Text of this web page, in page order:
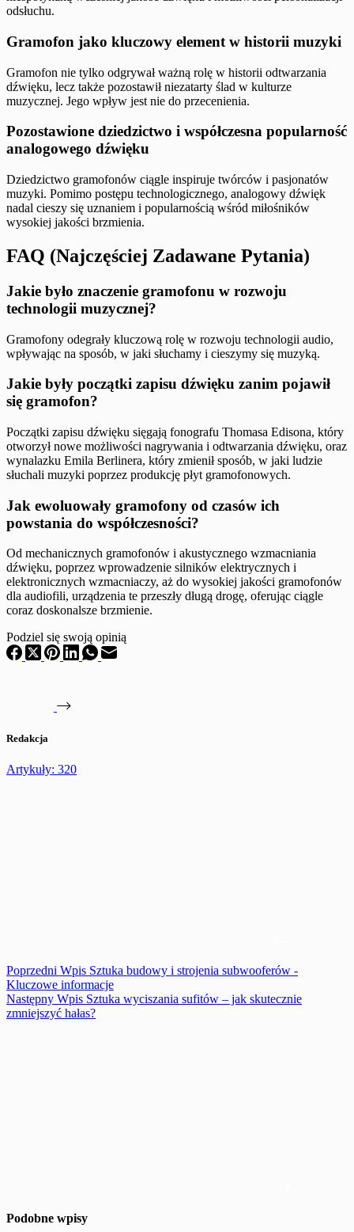
odsłuchu.
Gramofon jako kluczowy element w historii muzyki
Gramofon nie tylko odgrywał ważną rolę w historii odtwarzania
dźwięku, lecz także pozostawił niezatarty ślad w kulturze
muzycznej. Jego wpływ jest nie do przecenienia.
Pozostawione dziedzictwo i współczesna popularność
analogowego dźwięku
Dziedzictwo gramofonów ciągle inspiruje twórców i pasjonatów
muzyki. Pomimo postępu technologicznego, analogowy dźwięk
nadal cieszy się uznaniem i popularnością wśród miłośników
wysokiej jakości brzmienia.
FAQ (Najczęściej Zadawane Pytania)
Jakie było znaczenie gramofonu w rozwoju
technologii muzycznej?
Gramofony odegrały kluczową rolę w rozwoju technologii audio,
wpływając na sposób, w jaki słuchamy i cieszymy się muzyką.
Jakie były początki zapisu dźwięku zanim pojawił
się gramofon?
Początki zapisu dźwięku sięgają fonografu Thomasa Edisona, który
otworzył nowe możliwości nagrywania i odtwarzania dźwięku, oraz
wynalazku Emila Berlinera, który zmienił sposób, w jaki ludzie
słuchali muzyki poprzez produkcję płyt gramofonowych.
Jak ewoluowały gramofony od czasów ich
powstania do współczesności?
Od mechanicznych gramofonów i akustycznego wzmacniania
dźwięku, poprzez wprowadzenie silników elektrycznych i
elektronicznych wzmacniaczy, aż do wysokiej jakości gramofonów
dla audiofili, urządzenia te przeszły długą drogę, oferując ciągle
coraz doskonalsze brzmienie.
Podziel się swoją opinią
Redakcja
Artykuły: 320
Poprzedni Wpis Sztuka budowy i strojenia subwooferów -
Kluczowe informacje
Następny Wpis Sztuka wyciszania sufitów – jak skutecznie
zmniejszyć hałas?
Podobne wpisy